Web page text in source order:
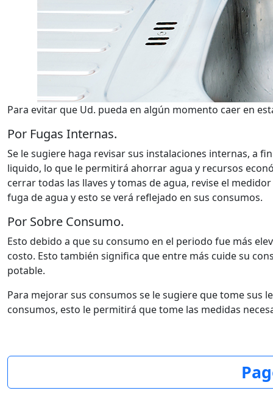
Para evitar que Ud. pueda en algún momento caer en
Por Fugas Internas.
Se le sugiere haga revisar sus instalaciones internas, a
liquido, lo que le permitirá ahorrar agua y recursos
cerrar todas las llaves y tomas de agua, revise el
fuga de agua y esto se verá reflejado en sus consumos.
Por Sobre Consumo.
Esto debido a que su consumo en el periodo fue más
costo. Esto también significa que entre más cuide su
potable.
Para mejorar sus consumos se le sugiere que tome sus
consumos, esto le permitirá que tome las medidas